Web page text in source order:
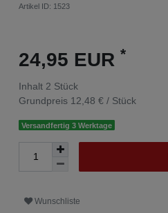
Artikel ID: 1523
24,95 EUR *
Inhalt 2 Stück
Grundpreis 12,48 € / Stück
Versandfertig 3 Werktage
Wunschliste